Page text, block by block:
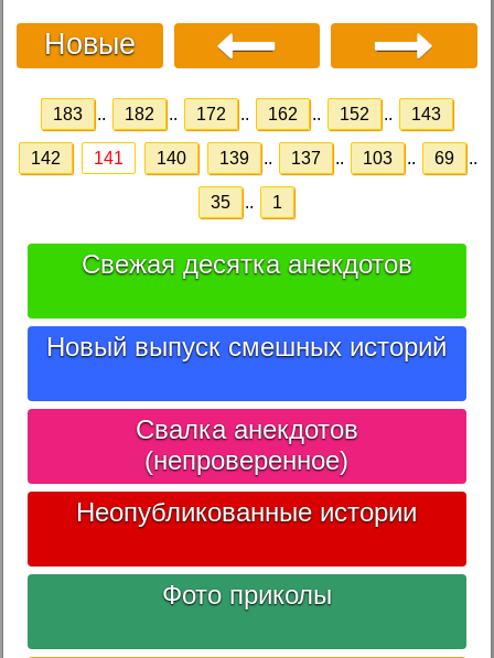
Новые
183 .. 182 .. 172 .. 162 .. 152 .. 143
142 141 140 139 .. 137 .. 103 .. 69 ..
35 .. 1
Свежая десятка анекдотов
Новый выпуск смешных историй
Свалка анекдотов
(непроверенное)
Неопубликованные истории
Фото приколы